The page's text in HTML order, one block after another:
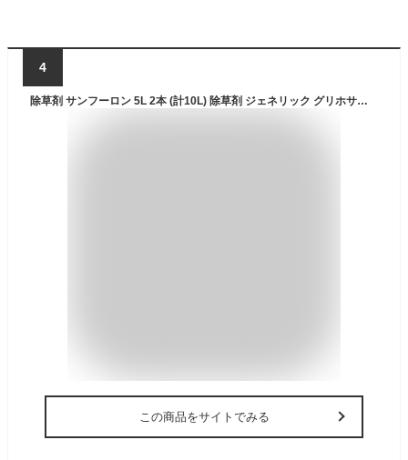
4
除草剤 サンフーロン 5L 2本 (計10L) 除草剤 ジェネリック グリホサート スギナ 笹 竹 枯れる 成分 農薬 液剤 希釈 農園 果樹 野菜 水稲 雑草 道路 造園 土木 作業所 事業所 介護施設 工場 マンション 病院 パチンコ店 太陽光発電 施設管理 不動産 駐車場 ホテル 旅館
この商品をサイトでみる